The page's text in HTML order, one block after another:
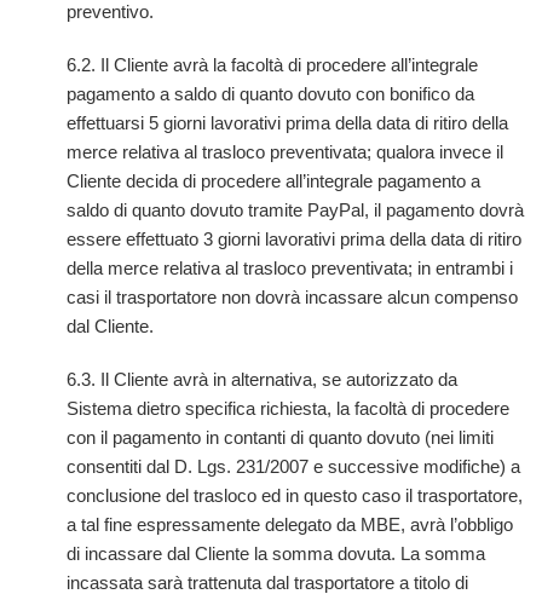
preventivo.
6.2. Il Cliente avrà la facoltà di procedere all’integrale
pagamento a saldo di quanto dovuto con bonifico da
effettuarsi 5 giorni lavorativi prima della data di ritiro della
merce relativa al trasloco preventivata; qualora invece il
Cliente decida di procedere all’integrale pagamento a
saldo di quanto dovuto tramite PayPal, il pagamento dovrà
essere effettuato 3 giorni lavorativi prima della data di ritiro
della merce relativa al trasloco preventivata; in entrambi i
casi il trasportatore non dovrà incassare alcun compenso
dal Cliente.
6.3. Il Cliente avrà in alternativa, se autorizzato da
Sistema dietro specifica richiesta, la facoltà di procedere
con il pagamento in contanti di quanto dovuto (nei limiti
consentiti dal D. Lgs. 231/2007 e successive modifiche) a
conclusione del trasloco ed in questo caso il trasportatore,
a tal fine espressamente delegato da MBE, avrà l’obbligo
di incassare dal Cliente la somma dovuta. La somma
incassata sarà trattenuta dal trasportatore a titolo di